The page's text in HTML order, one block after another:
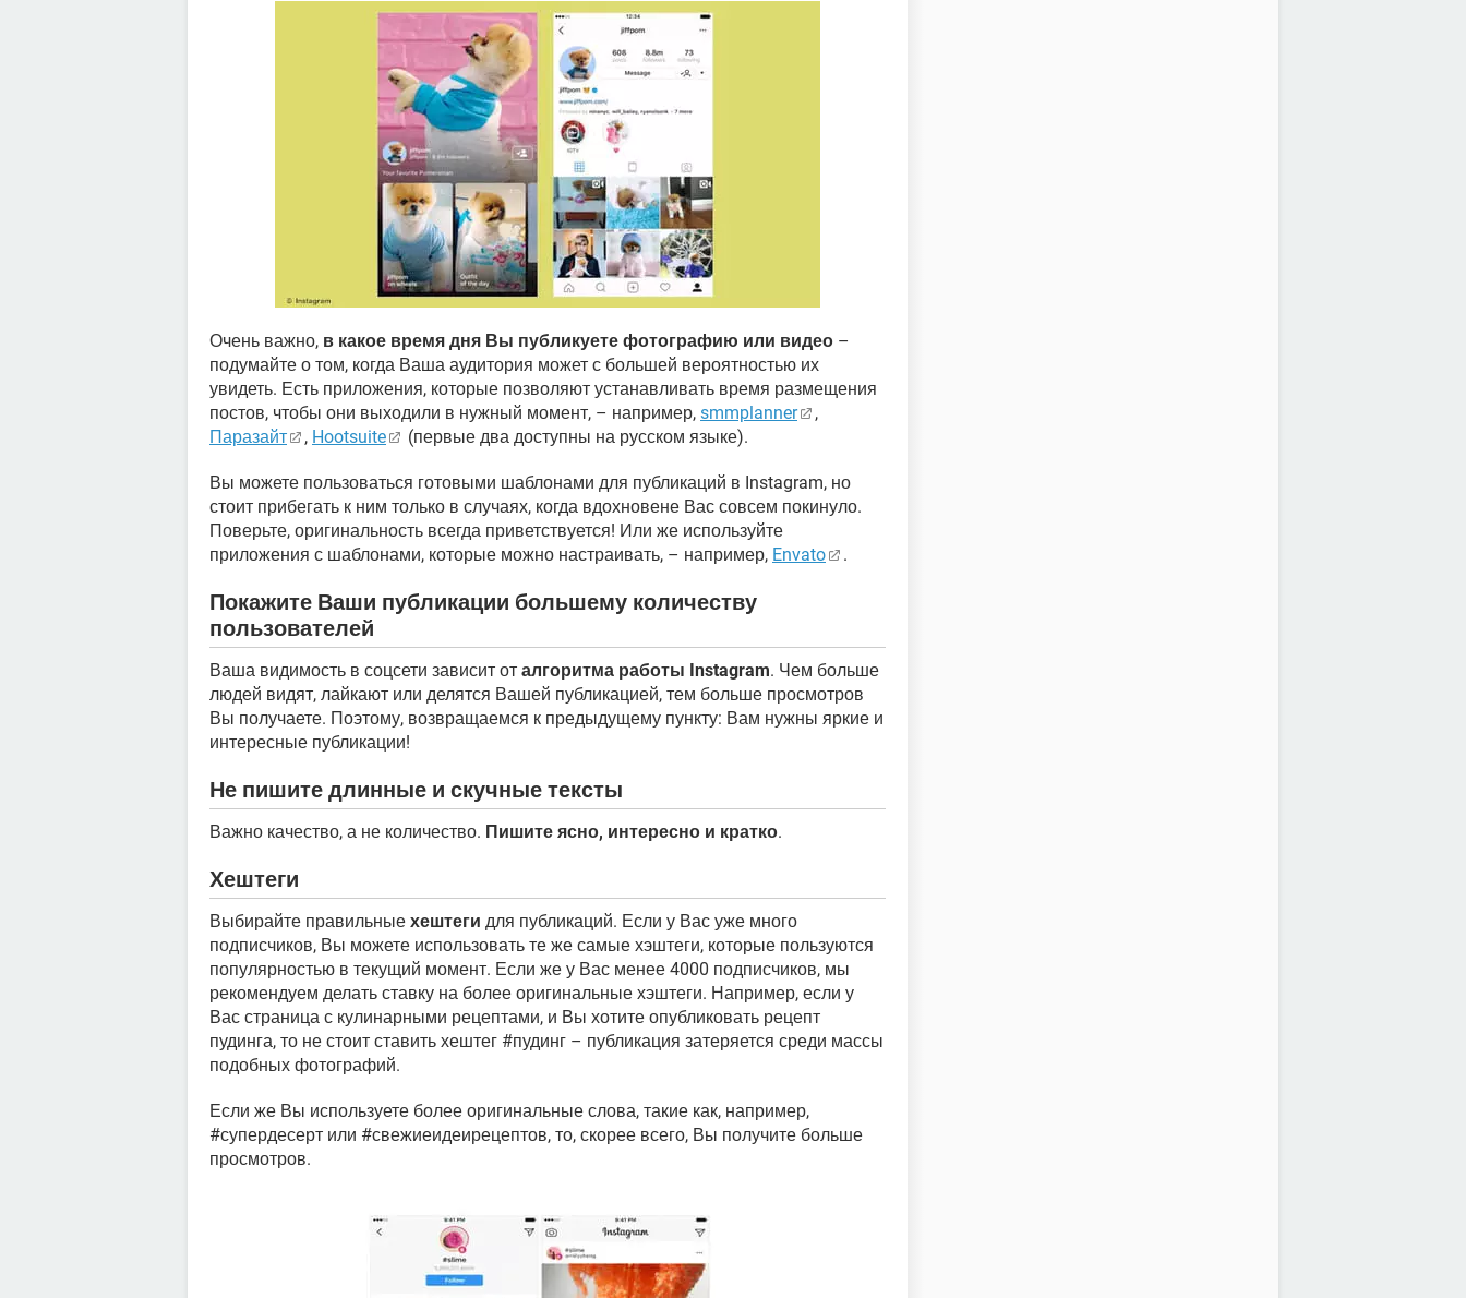
Очень важно, в какое время дня Вы публикуете фотографию или видео –
подумайте о том, когда Ваша аудитория может с большей вероятностью их
увидеть. Есть приложения, которые позволяют устанавливать время размещения
постов, чтобы они выходили в нужный момент, – например, smmplanner
,
Паразайт
, Hootsuite (первые два доступны на русском языке).
Вы можете пользоваться готовыми шаблонами для публикаций в Instagram, но
стоит прибегать к ним только в случаях, когда вдохновене Вас совсем покинуло.
Поверьте, оригинальность всегда приветствуется! Или же используйте
приложения с шаблонами, которые можно настраивать, – например, Envato .
Покажите Ваши публикации большему количеству
пользователей
Ваша видимость в соцсети зависит от алгоритма работы Instagram. Чем больше
людей видят, лайкают или делятся Вашей публикацией, тем больше просмотров
Вы получаете. Поэтому, возвращаемся к предыдущему пункту: Вам нужны яркие и
интересные публикации!
Не пишите длинные и скучные тексты
Важно качество, а не количество. Пишите ясно, интересно и кратко.
Хештеги
Выбирайте правильные хештеги для публикаций. Если у Вас уже много
подписчиков, Вы можете использовать те же самые хэштеги, которые пользуются
популярностью в текущий момент. Если же у Вас менее 4000 подписчиков, мы
рекомендуем делать ставку на более оригинальные хэштеги. Например, если у
Вас страница с кулинарными рецептами, и Вы хотите опубликовать рецепт
пудинга, то не стоит ставить хештег #пудинг – публикация затеряется среди массы
подобных фотографий.
Если же Вы используете более оригинальные слова, такие как, например,
#супердесерт или #свежиеидеирецептов, то, скорее всего, Вы получите больше
просмотров.